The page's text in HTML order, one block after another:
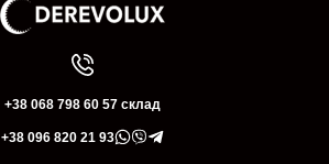
+38 068 798 60 57 склад
+38 096 820 21 93